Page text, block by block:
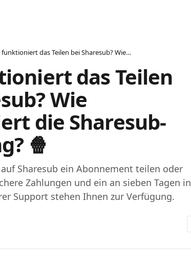
Wie funktioniert das Teilen bei Sharesub? Wie funktioniert die Sharesub-Aufteilung? 🍿
das Teilen
Wie
die Sharesub-
🍿
auf Sharesub ein Abonnement teilen oder
Zahlungen und ein an sieben Tagen in
Support stehen Ihnen zur Verfügung.